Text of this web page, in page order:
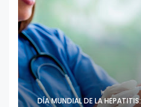
DÍA MUNDIAL DE LA HEPATITIS: